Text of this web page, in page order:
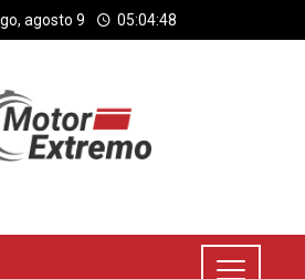
agosto 9 05:04:49